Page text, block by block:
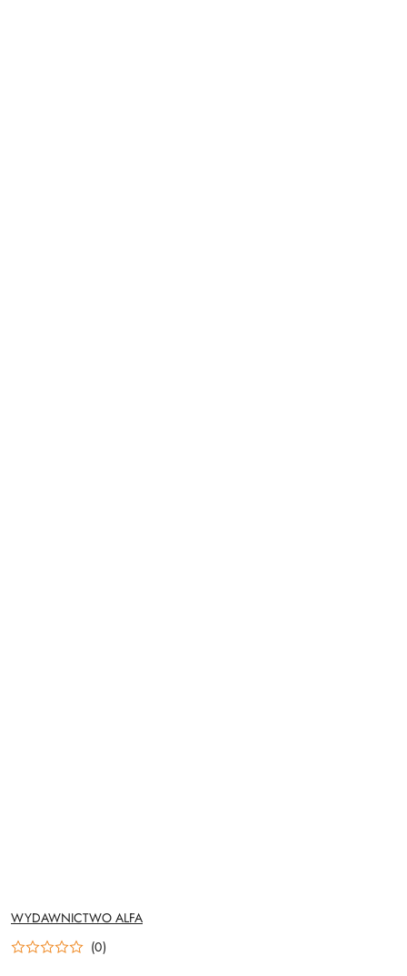
NAZWA
PRODUCENTA:
WYDAWNICTWO ALFA
(0)